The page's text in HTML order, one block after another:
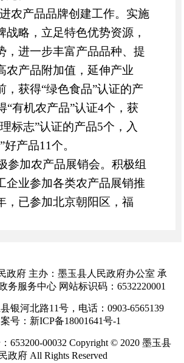
产品品牌创建工作。 实施
战略，立足特色优势资源，
，进一步丰富产品品种、提
农产品附加值，延伸产业
，获得“绿色食品”认证的产
“有机农产品”认证4个，获
标志”认证的产品5个，入
产品11个。
加农产品展销会。积极组
企业参加各类农产品展销推
，已参加北京朝阳区，福
食节2家/次。
业加大科研投入。
工企业品牌知名度、产品市
创新、技术研发领域加大投
政府 主办：墨玉县人民政府办公室 承
务服务中心 网站标识码：6532220001
银河北路11号，电话：0903-6565139
号：新ICP备18001641号-1
653200-00032 Copyright © 2020 墨玉县
政府 All Rights Reserved